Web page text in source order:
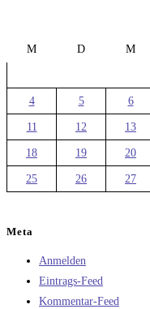
M
D M
4 5 6
11 12 13
18 19 20
25 26 27
Meta
Anmelden
Eintrags-Feed
Kommentar-Feed